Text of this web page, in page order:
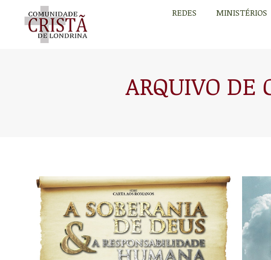
REDES MINISTÉRIOS
ARQUIVO DE
REDES MINISTÉRIOS